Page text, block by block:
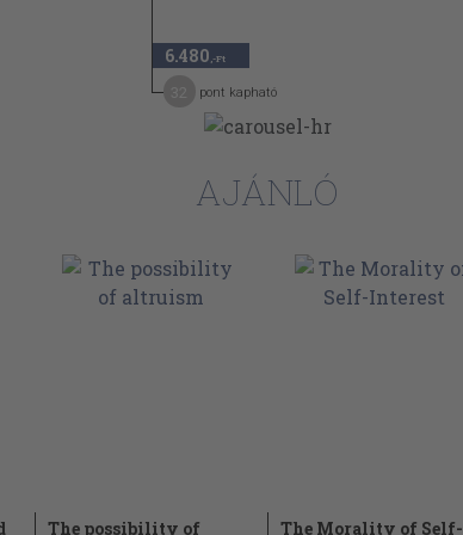
6.480 ,-Ft
pont kapható
AJÁNLÓ
The possibility of
The Morality of Self-